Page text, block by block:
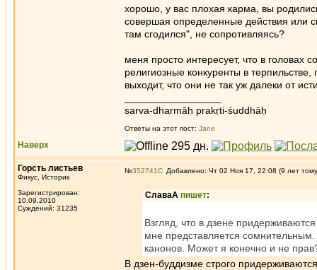
хорошо, у вас плохая карма, вы
совершая определенные действия или
там сгодился", не сопротивляясь?
меня просто интересует, что в головах
религиозные конкуренты в терпильстве,
выходит, что они не так уж далеки от
sarva-dharmāḥ prakṛti-śuddhāḥ
Ответы на этот пост: Jane
Наверх
Горсть листьев
Фикус, Историк
Зарегистрирован:
10.09.2010
Суждений: 31235
№352741 Добавлено: Чт 02 Ноя 17, 22:08 (9 лет
СлаваА пишет:
Взгляд, что в дзене
мне представляется
канонов. Может я конечно и не
В дзен-буддизме строго